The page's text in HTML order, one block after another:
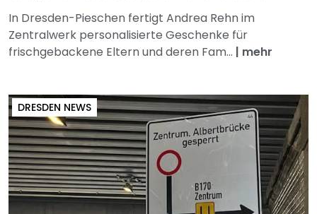
In Dresden-Pieschen fertigt Andrea Rehn im
Zentralwerk personalisierte Geschenke für
frischgebackene Eltern und deren Fam... | mehr
DRESDEN NEWS